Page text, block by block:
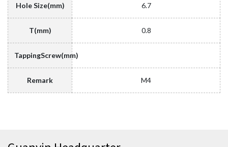
Hole Size(mm) 6.7
T(mm) 0.8
TappingScrew(mm)
Remark M4